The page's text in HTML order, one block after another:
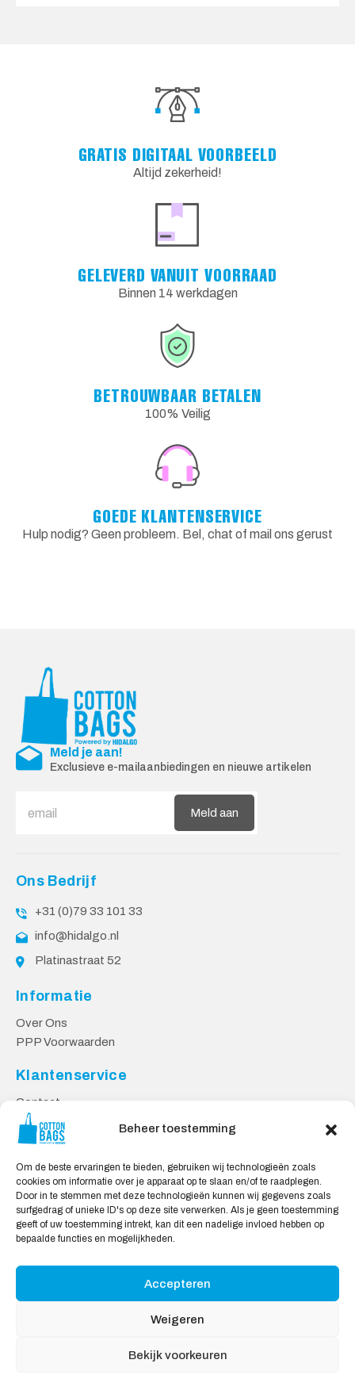
Beheer toestemming
Om de beste ervaringen te bieden, gebruiken wij technologieën zoals
cookies om informatie over je apparaat op te slaan en/of te raadplegen.
Door in te stemmen met deze technologieën kunnen wij gegevens zoals
surfgedrag of unieke ID's op deze site verwerken. Als je geen toestemming
geeft of uw toestemming intrekt, kan dit een nadelige invloed hebben op
bepaalde functies en mogelijkheden.
Accepteren
Weigeren
Bekijk voorkeuren
GRATIS DIGITAAL VOORBEELD
Altijd zekerheid!
GELEVERD VANUIT VOORRAAD
Binnen 14 werkdagen
BETROUWBAAR BETALEN
100% Veilig
GOEDE KLANTENSERVICE
Hulp nodig? Geen probleem. Bel, chat of mail ons gerust
Meld je aan!
Exclusieve e-mailaanbiedingen en nieuwe artikelen
Meld aan
Ons Bedrijf
+31 (0)79 33 101 33
info@hidalgo.nl
Platinastraat 52
Informatie
Over Ons
PPP Voorwaarden
Klantenservice
Contact
Privacy Voorwaarden
Levering en Retourneren
Veilig Shoppen
Mijn account
Winkelwagen
Wij Accepteren: